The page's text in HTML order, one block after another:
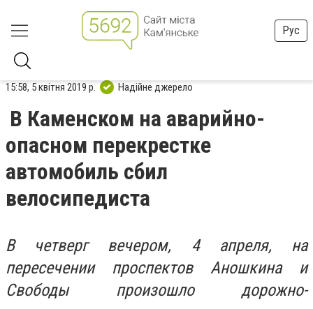
Рус
15:58, 5 квітня 2019 р. Надійне джерело
В Каменском на аварийно-
опасном перекрестке
автомобиль сбил
велосипедиста
В четверг вечером, 4 апреля, на
пересечении проспектов Аношкина и
Свободы произошло дорожно-